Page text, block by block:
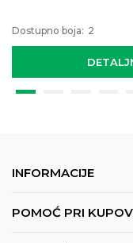
Dostupno boja: 2
INFORMACIJE
POMOĆ PRI